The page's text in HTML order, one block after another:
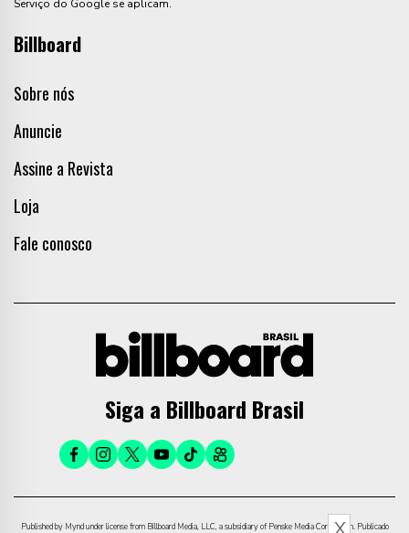
Serviço do Google se aplicam.
Billboard
Sobre nós
Anuncie
Assine a Revista
Loja
Fale conosco
Siga a Billboard Brasil
Published by Mynd under license from Billboard Media, LLC, a subsidiary of Penske Media Corporation. Publicado